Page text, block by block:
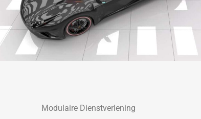
Modulaire Dienstverlening